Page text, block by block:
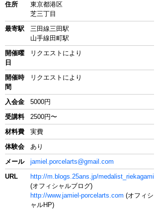
住所
東京都港区
芝三丁目
最寄駅
三田線三田駅
山手線田町駅
開催曜
日
リクエストにより
開催時
間
リクエストにより
入会金
5000円
受講料
2500円〜
材料費
実費
体験会
あり
メール
jamiel.porcelarts@gmail.com
URL
http://m.blogs.25ans.jp/medalist_riekagami
(オフィシャルブログ)
http://www.jamiel-porcelarts.com (オフィシ
ャルHP)